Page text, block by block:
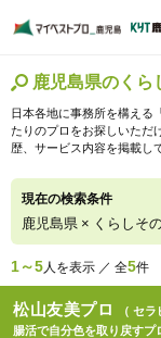
鹿児島県のくら
日本各地に事務所を構える
たりのプロをお探しいただ
歴、サービス内容を掲載し
現在の検索条件
鹿児島県 × くらしそ
1～5人を表示 ／ 全5件
松山友美プロ
（ セラ
腸活で自分色を取り戻すプ